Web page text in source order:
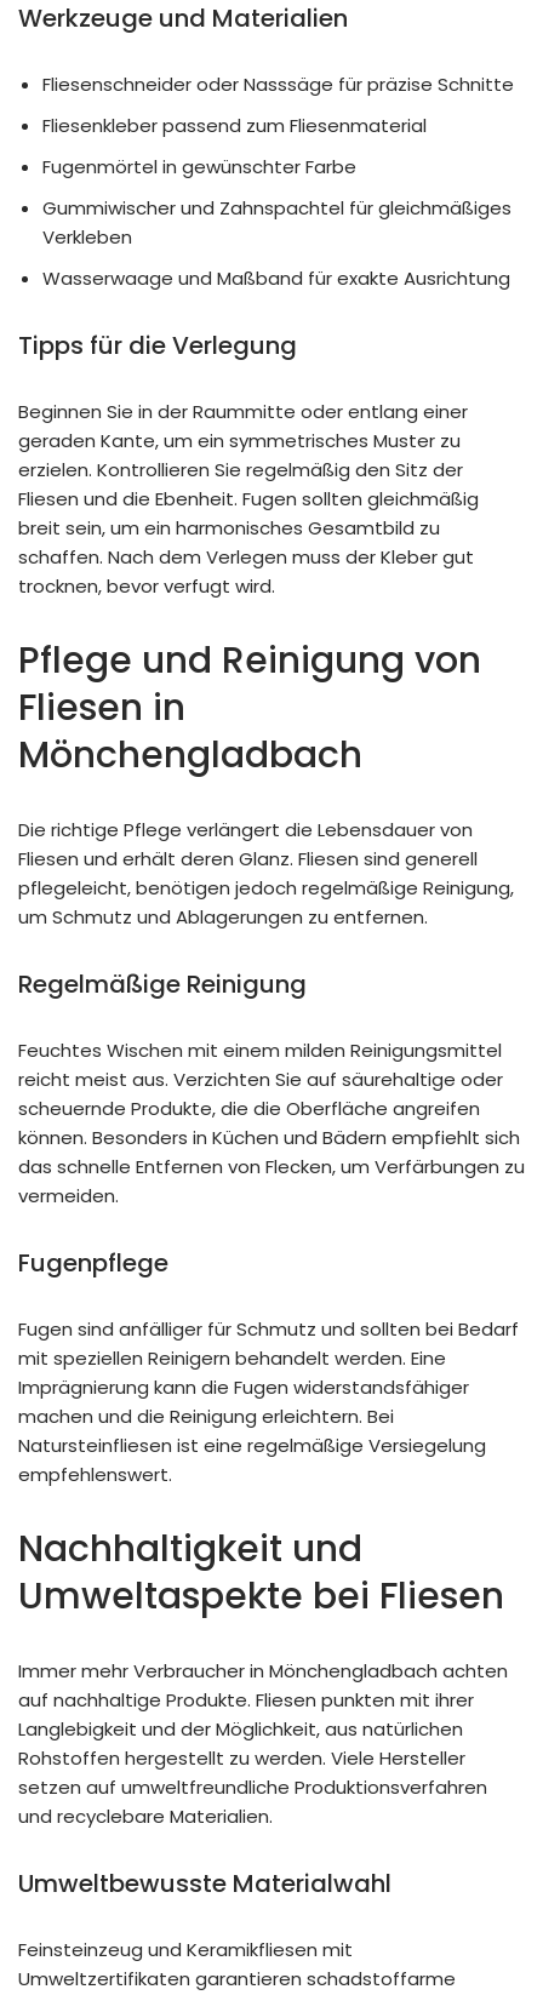
Werkzeuge und Materialien
Fliesenschneider oder Nasssäge für präzise Schnitte
Fliesenkleber passend zum Fliesenmaterial
Fugenmörtel in gewünschter Farbe
Gummiwischer und Zahnspachtel für gleichmäßiges
Verkleben
Wasserwaage und Maßband für exakte Ausrichtung
Tipps für die Verlegung
Beginnen Sie in der Raummitte oder entlang einer
geraden Kante, um ein symmetrisches Muster zu
erzielen. Kontrollieren Sie regelmäßig den Sitz der
Fliesen und die Ebenheit. Fugen sollten gleichmäßig
breit sein, um ein harmonisches Gesamtbild zu
schaffen. Nach dem Verlegen muss der Kleber gut
trocknen, bevor verfugt wird.
Pflege und Reinigung von
Fliesen in
Mönchengladbach
Die richtige Pflege verlängert die Lebensdauer von
Fliesen und erhält deren Glanz. Fliesen sind generell
pflegeleicht, benötigen jedoch regelmäßige Reinigung,
um Schmutz und Ablagerungen zu entfernen.
Regelmäßige Reinigung
Feuchtes Wischen mit einem milden Reinigungsmittel
reicht meist aus. Verzichten Sie auf säurehaltige oder
scheuernde Produkte, die die Oberfläche angreifen
können. Besonders in Küchen und Bädern empfiehlt sich
das schnelle Entfernen von Flecken, um Verfärbungen zu
vermeiden.
Fugenpflege
Fugen sind anfälliger für Schmutz und sollten bei Bedarf
mit speziellen Reinigern behandelt werden. Eine
Imprägnierung kann die Fugen widerstandsfähiger
machen und die Reinigung erleichtern. Bei
Natursteinfliesen ist eine regelmäßige Versiegelung
empfehlenswert.
Nachhaltigkeit und
Umweltaspekte bei Fliesen
Immer mehr Verbraucher in Mönchengladbach achten
auf nachhaltige Produkte. Fliesen punkten mit ihrer
Langlebigkeit und der Möglichkeit, aus natürlichen
Rohstoffen hergestellt zu werden. Viele Hersteller
setzen auf umweltfreundliche Produktionsverfahren
und recyclebare Materialien.
Umweltbewusste Materialwahl
Feinsteinzeug und Keramikfliesen mit
Umweltzertifikaten garantieren schadstoffarme